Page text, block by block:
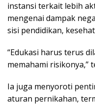
instansi terkait lebih
mengenai dampak
sisi pendidikan,
“Edukasi harus terus
memahami risikonya,”
Ia juga menyoroti
aturan pernikahan,